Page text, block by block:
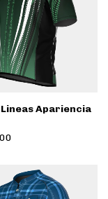
Apariencia